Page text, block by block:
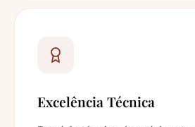
Excelência Técnica